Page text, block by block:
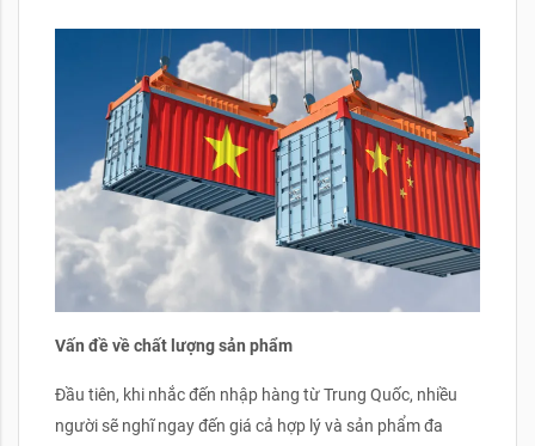
Vấn đề về chất lượng sản phẩm
Đầu tiên, khi nhắc đến nhập hàng từ Trung Quốc, nhiều
người sẽ nghĩ ngay đến giá cả hợp lý và sản phẩm đa